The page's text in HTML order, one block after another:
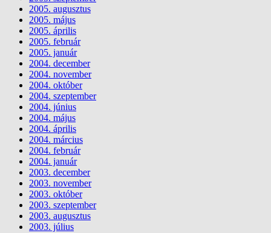
2005. augusztus
2005. május
2005. április
2005. február
2005. január
2004. december
2004. november
2004. október
2004. szeptember
2004. június
2004. május
2004. április
2004. március
2004. február
2004. január
2003. december
2003. november
2003. október
2003. szeptember
2003. augusztus
2003. július